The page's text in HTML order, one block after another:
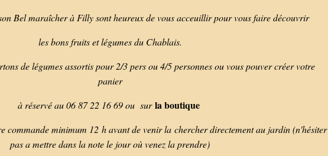
Bel maraîcher à Filly sont heureux de vous acceuillir pour vous faire découvrir
les bons fruits et légumes du Chablais.
de légumes assortis pour 2/3 pers ou 4/5 personnes ou vous pouver créer votre
panier
à réservé au 06 87 22 16 69 ou surla boutique
commande minimum 12 h avant de venir la chercher directement au jardin (n'hésiter
pas a mettre dans la note le jour où venez la prendre)